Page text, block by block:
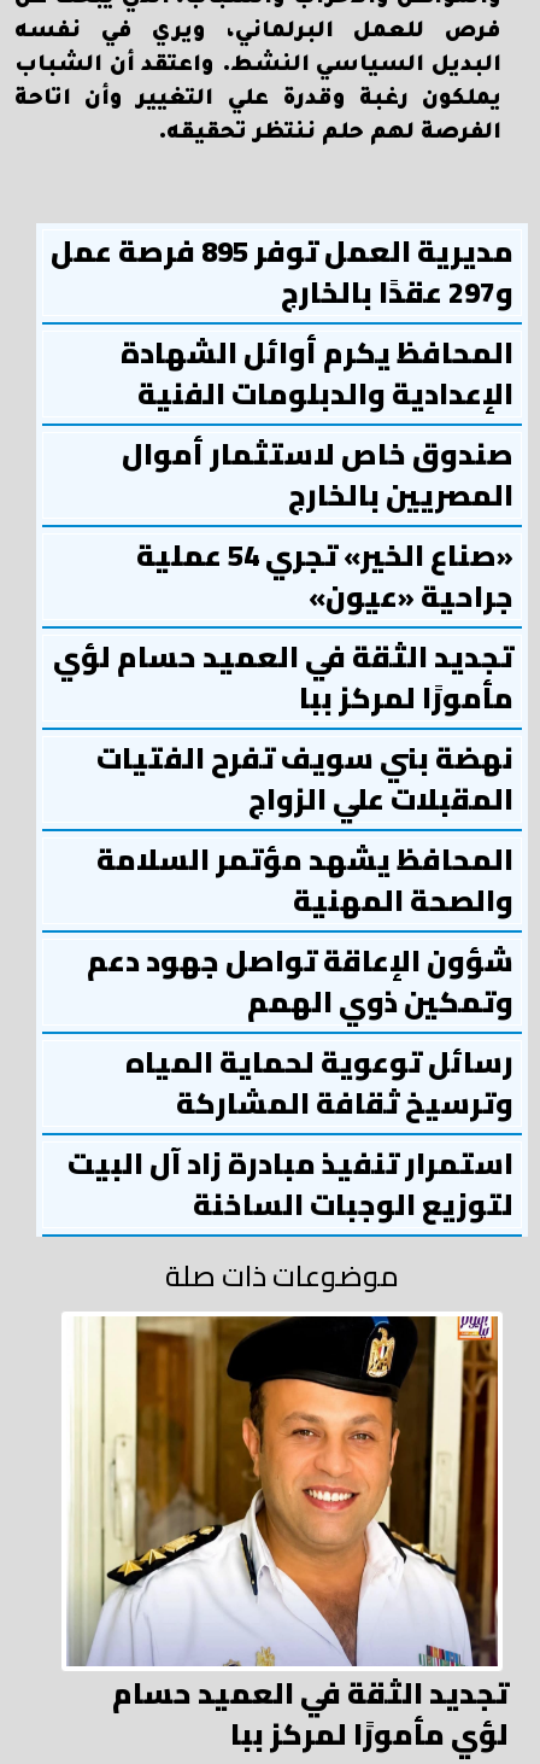
فرص للعمل البرلماني، ويري في نفسه
البديل السياسي النشط. واعتقد أن الشباب
يملكون رغبة وقدرة علي التغيير وأن اتاحة
الفرصة لهم حلم ننتظر تحقيقه.
مديرية العمل توفر 895 فرصة عمل
و297 عقدًا بالخارج
المحافظ يكرم أوائل الشهادة
الإعدادية والدبلومات الفنية
صندوق خاص لاستثمار أموال
المصريين بالخارج
«صناع الخير» تجري 54 عملية
جراحية «عيون»
تجديد الثقة في العميد حسام لؤي
مأمورًا لمركز ببا
نهضة بني سويف تفرح الفتيات
المقبلات علي الزواج
المحافظ يشهد مؤتمر السلامة
والصحة المهنية
شؤون الإعاقة تواصل جهود دعم
وتمكين ذوي الهمم
رسائل توعوية لحماية المياه
وترسيخ ثقافة المشاركة
استمرار تنفيذ مبادرة زاد آل البيت
لتوزيع الوجبات الساخنة
موضوعات ذات صلة
تجديد الثقة في العميد حسام
لؤي مأمورًا لمركز ببا